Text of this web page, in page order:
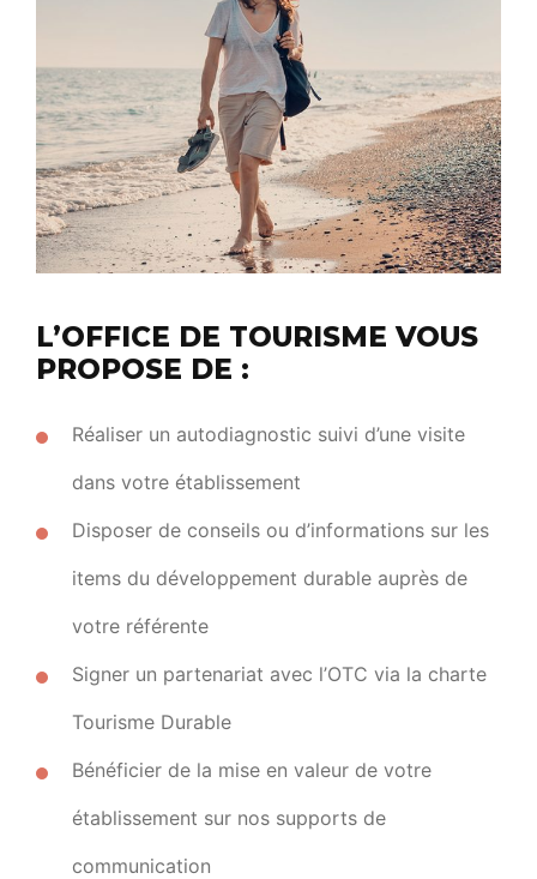
L’OFFICE DE TOURISME VOUS
PROPOSE DE :
Réaliser un autodiagnostic suivi d’une visite
dans votre établissement
Disposer de conseils ou d’informations sur les
items du développement durable auprès de
votre référente
Signer un partenariat avec l’OTC via la charte
Tourisme Durable
Bénéficier de la mise en valeur de votre
établissement sur nos supports de
communication